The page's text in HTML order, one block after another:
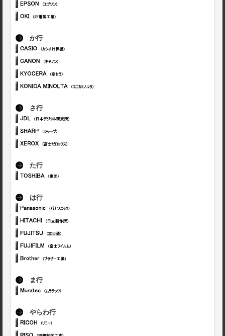
か行
さ行
た行
は行
ま行
やらわ行